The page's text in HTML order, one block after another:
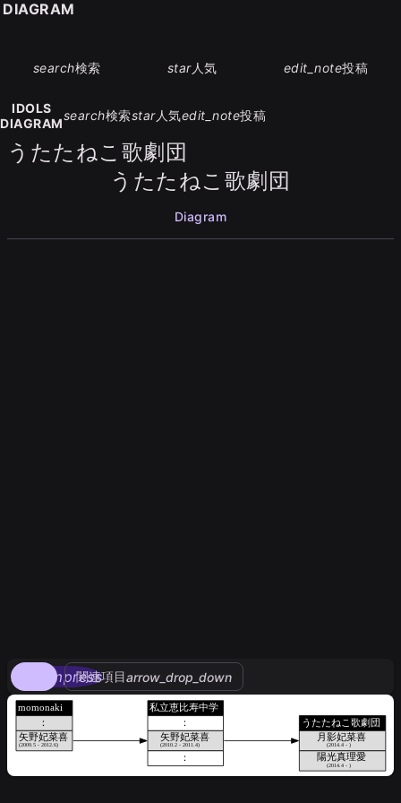
search検索 star人気 edit_note投稿
IDOLS
DIAGRAM
search検索star人気edit_note投稿
うたたねこ歌劇団
うたたねこ歌劇団
Diagram
compress
関連項目arrow_drop_down